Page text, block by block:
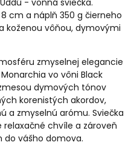
cm a náplň 350 g čierneho
koženou vôňou, dymovými
zmyselnej elegancie
vo vôni Black
dymových tónov
korenistých akordov,
a zmyselnú arómu. Sviečka
chvíle a zároveň
do vášho domova.